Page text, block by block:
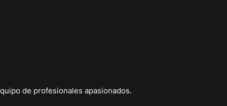
de profesionales apasionados.